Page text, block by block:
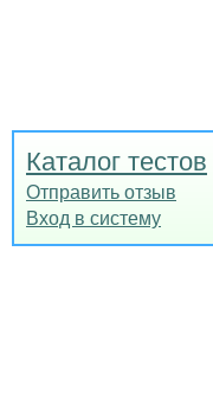
Каталог тестов
Отправить отзыв
Вход в систему